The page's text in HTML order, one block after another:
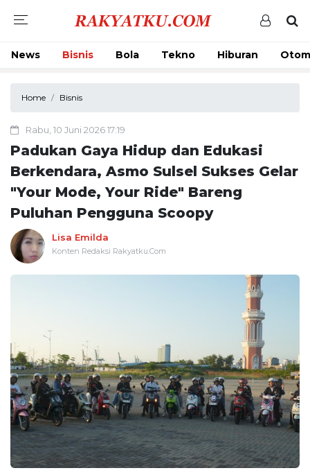
News Bisnis Bola Tekno Hiburan
Home Bisnis
Rabu, 10 Juni 2026 17:19
Padukan Gaya Hidup dan Edukasi
Berkendara, Asmo Sulsel Sukses Gelar
"Your Mode, Your Ride" Bareng
Puluhan Pengguna Scoopy
Lisa Emilda
Konten Redaksi Rakyatku.Com